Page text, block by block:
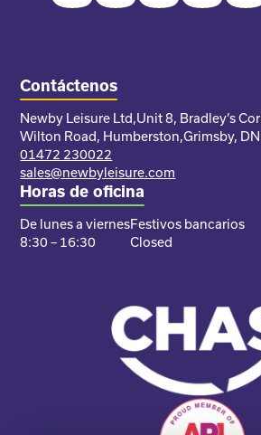
Contáctenos
Newby Leisure Ltd,Unit 8, Bradley’s
Wilton Road, Humberston,Grimsby,
01472 230022
sales@newbyleisure.com
Horas de oficina
De lunes a viernes
8:30 – 16:30
Festivos bancarios
Closed